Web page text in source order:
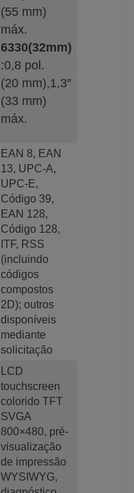
(55 mm)
máx.
6330(32mm)
:0,8 pol.
(20 mm),1,3″
(33 mm)
máx.
EAN 8, EAN
13, UPC-A,
UPC-E,
Código 39,
EAN 128,
Código 128,
ITF, RSS
(incluindo
códigos
compostos
2D); outros
disponíveis
mediante
solicitação
LCD
touchscreen
colorido TFT
SVGA
800×480, pré-
visualização
de impressão
WYSIWYG,